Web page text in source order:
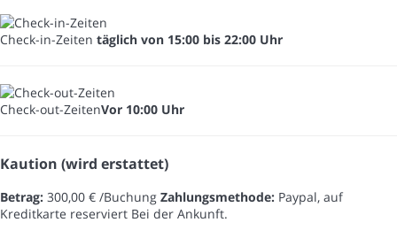
Check-in-Zeiten täglich von 15:00 bis 22:00 Uhr
Check-out-ZeitenVor 10:00 Uhr
Kaution (wird erstattet)
Betrag: 300,00 € /Buchung Zahlungsmethode: Paypal, auf
Kreditkarte reserviert Bei der Ankunft.